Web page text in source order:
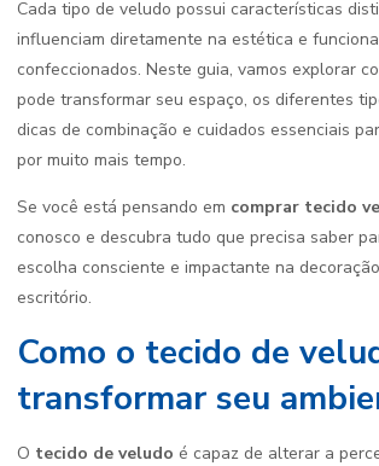
Cada tipo de veludo possui características
influenciam diretamente na estética e
confeccionados. Neste guia, vamos explorar
pode transformar seu espaço, os diferentes
dicas de combinação e cuidados essenciais
por muito mais tempo.
Se você está pensando em comprar tecido
conosco e descubra tudo que precisa saber
escolha consciente e impactante na
escritório.
Como o tecido de
transformar seu
O tecido de veludo é capaz de alterar a